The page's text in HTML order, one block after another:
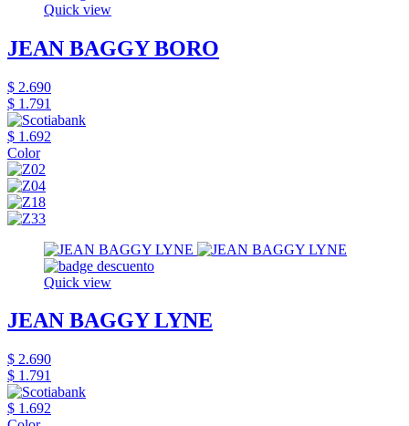
Quick view
JEAN BAGGY BORO
$ 2.690
$ 1.791
$ 1.692
Color
Quick view
JEAN BAGGY LYNE
$ 2.690
$ 1.791
$ 1.692